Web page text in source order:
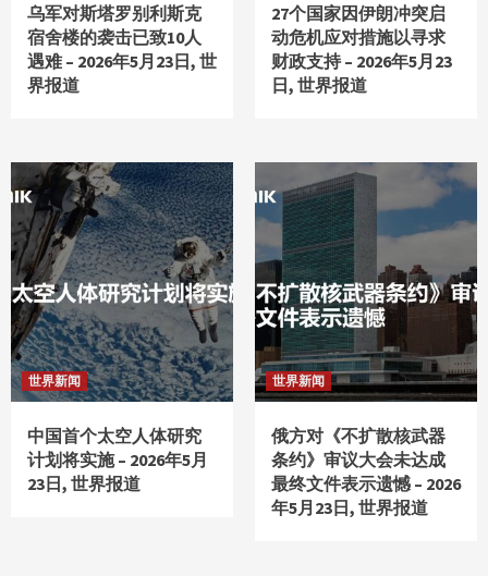
乌军对斯塔罗别利斯克
宿舍楼的袭击已致10人
遇难 – 2026年5月23日, 世
界报道
27个国家因伊朗冲突启
动危机应对措施以寻求
财政支持 – 2026年5月23
日, 世界报道
世界新闻
中国首个太空人体研究
计划将实施 – 2026年5月
23日, 世界报道
世界新闻
俄方对《不扩散核武器
条约》审议大会未达成
最终文件表示遗憾 – 2026
年5月23日, 世界报道